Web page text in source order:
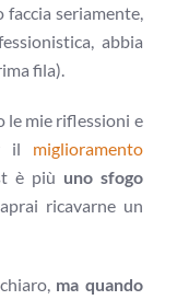
seriamente,
abbia
fila).
le mie riflessioni e
il miglioramento
è più uno sfogo
ricavarne un
ma quando